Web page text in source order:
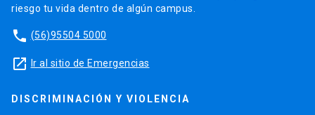
riesgo tu vida dentro de algún campus.
phone (56)95504 5000
launch Ir al sitio de Emergencias
DISCRIMINACIÓN Y VIOLENCIA